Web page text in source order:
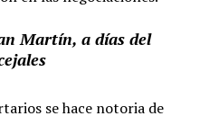
Martín, a días del
se hace notoria de